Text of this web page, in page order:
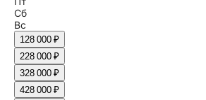
Сб
Вс
128 000 ₽
228 000 ₽
328 000 ₽
428 000 ₽